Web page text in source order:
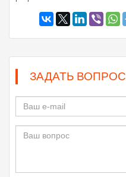
ЗАДАТЬ ВОПРОС